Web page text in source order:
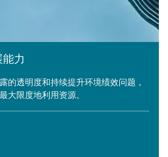
力
的透明度和持续提升环境绩效问题，
大限度地利用资源。